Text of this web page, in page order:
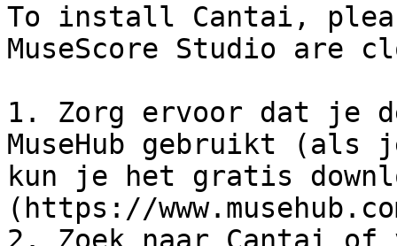
To install Cantai,
MuseScore Studio are
1. Zorg ervoor dat je
MuseHub gebruikt (als
kun je het gratis
(https://